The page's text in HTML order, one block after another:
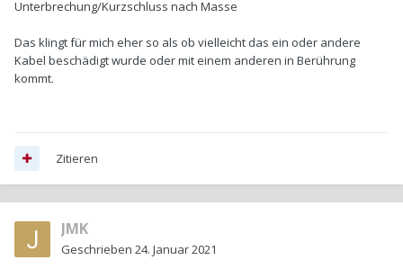
Unterbrechung/Kurzschluss nach Masse
Das klingt für mich eher so als ob vielleicht das ein oder andere
Kabel beschädigt wurde oder mit einem anderen in Berührung
kommt.
Zitieren
JMK
Geschrieben 24. Januar 2021